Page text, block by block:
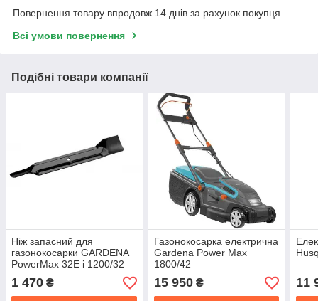
Повернення товару впродовж 14 днів за рахунок покупця
Всі умови повернення
Подібні товари компанії
Ніж запасний для
газонокосарки GARDENA
PowerMax 32E і 1200/32
1 470 ₴
Газонокосарка електрична
Gardena Power Max
1800/42
15 950₴ 11